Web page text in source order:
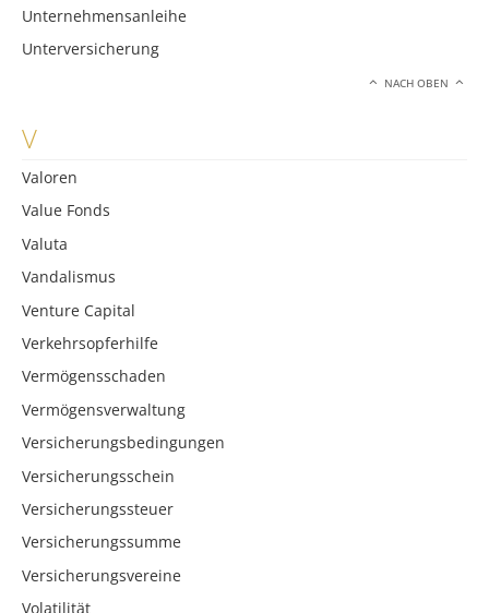
Unternehmensanleihe
Unterversicherung
NACH OBEN
V
Valoren
Value Fonds
Valuta
Vandalismus
Venture Capital
Verkehrsopferhilfe
Vermögensschaden
Vermögensverwaltung
Versicherungsbedingungen
Versicherungsschein
Versicherungssteuer
Versicherungssumme
Versicherungsvereine
Volatilität